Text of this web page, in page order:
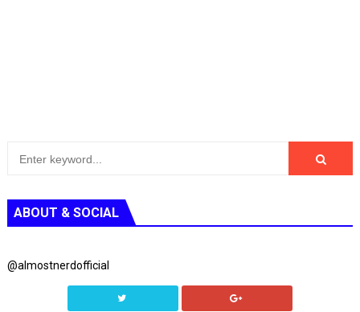
ABOUT & SOCIAL
@almostnerdofficial